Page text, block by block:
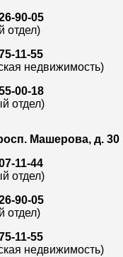
90-05
отдел)
11-55
недвижимость)
00-18
отдел)
Машерова, д. 30
11-44
отдел)
90-05
отдел)
11-55
недвижимость)